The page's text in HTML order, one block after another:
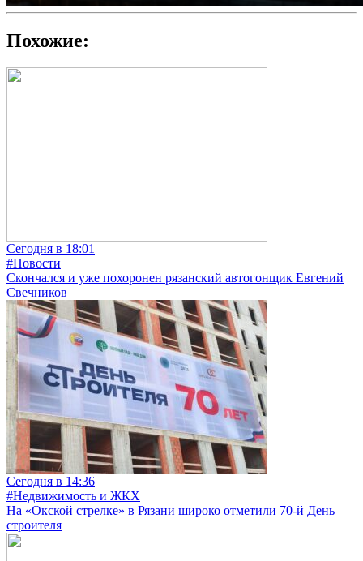
Похожие:
Сегодня в 18:01
#Новости
Скончался и уже похоронен рязанский автогонщик Евгений
Свечников
Сегодня в 14:36
#Недвижимость и ЖКХ
На «Окской стрелке» в Рязани широко отметили 70-й День
строителя